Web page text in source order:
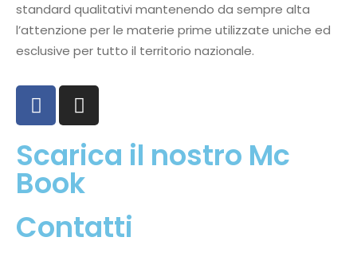
standard qualitativi mantenendo da sempre alta
l’attenzione per le materie prime utilizzate uniche ed
esclusive per tutto il territorio nazionale.
Scarica il nostro Mc
Book
Contatti